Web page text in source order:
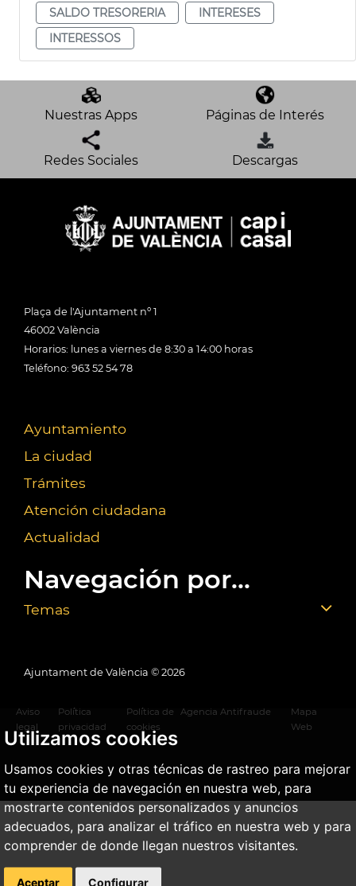
Utilizamos cookies
Usamos cookies y otras técnicas de rastreo para mejorar
tu experiencia de navegación en nuestra web, para
mostrarte contenidos personalizados y anuncios
adecuados, para analizar el tráfico en nuestra web y para
comprender de donde llegan nuestros visitantes.
Aceptar Configurar
SALDO TRESORERIA
INTERESES
INTERESSOS
Nuestras Apps Páginas de Interés
Redes Sociales Descargas
Plaça de l'Ajuntament nº 1
46002 València
Horarios: lunes a viernes de 8:30 a 14:00 horas
Teléfono: 963 52 54 78
Ayuntamiento
La ciudad
Trámites
Atención ciudadana
Actualidad
Navegación por...
Temas
Ajuntament de València © 2026
Aviso
legal
Política
privacidad
Política de
cookies
Agencia Antifraude
Mapa
Web